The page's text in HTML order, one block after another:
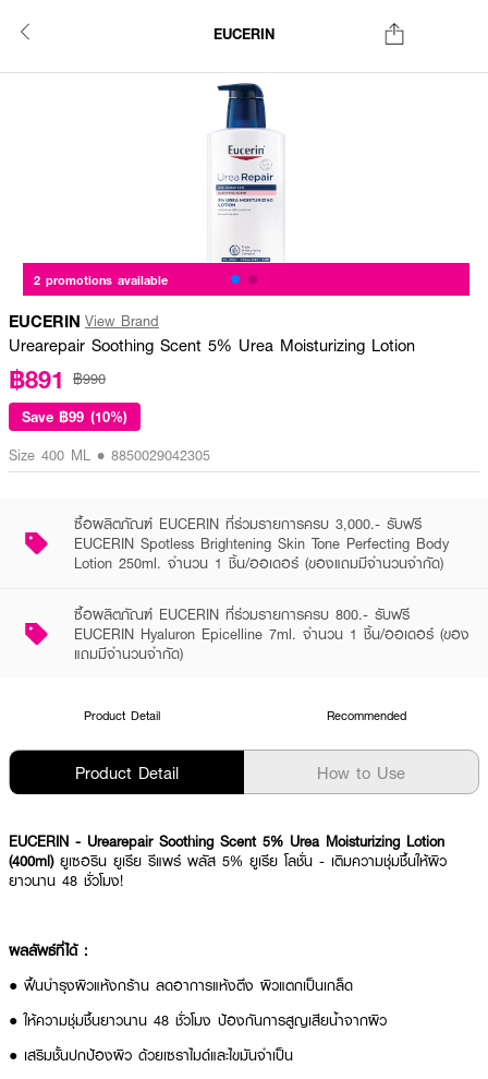
EUCERIN
2 promotions available
EUCERIN View Brand
Urearepair Soothing Scent 5% Urea Moisturizing Lotion
฿891 ฿990
Save ฿99 (10%)
Size 400 ML • 8850029042305
ซื้อผลิตภัณฑ์ EUCERIN ที่ร่วมรายการครบ 3,000.- รับฟรี
EUCERIN Spotless Brightening Skin Tone Perfecting Body
Lotion 250ml. จำนวน 1 ชิ้น/ออเดอร์ (ของแถมมีจำนวนจำกัด)
ซื้อผลิตภัณฑ์ EUCERIN ที่ร่วมรายการครบ 800.- รับฟรี
EUCERIN Hyaluron Epicelline 7ml. จำนวน 1 ชิ้น/ออเดอร์ (ของ
แถมมีจำนวนจำกัด)
Product Detail Recommended
Product Detail How to Use
EUCERIN - Urearepair Soothing Scent 5% Urea Moisturizing Lotion
(400ml) ยูเซอริน ยูเรีย รีแพร์ พลัส 5% ยูเรีย โลชั่น - เติมความชุ่มชื้นให้ผิว
ยาวนาน 48 ชั่วโมง!
ผลลัพธ์ที่ได้ :
● ฟื้นบำรุงผิวแห้งกร้าน ลดอาการแห้งตึง ผิวแตกเป็นเกล็ด
● ให้ความชุ่มชื้นยาวนาน 48 ชั่วโมง ป้องกันการสูญเสียน้ำจากผิว
● เสริมชั้นปกป้องผิว ด้วยเซราไมด์และไขมันจำเป็น